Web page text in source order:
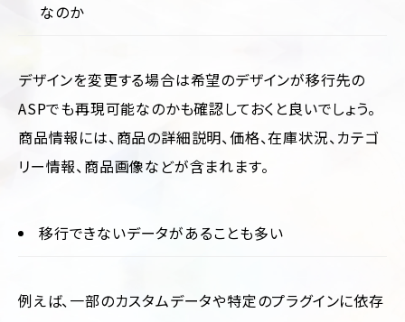
なのか
デザインを変更する場合は希望のデザインが移行先の
ASPでも再現可能なのかも確認しておくと良いでしょう。
商品情報には、商品の詳細説明、価格、在庫状況、カテゴ
リー情報、商品画像などが含まれます。
移行できないデータがあることも多い
例えば、一部のカスタムデータや特定のプラグインに依存